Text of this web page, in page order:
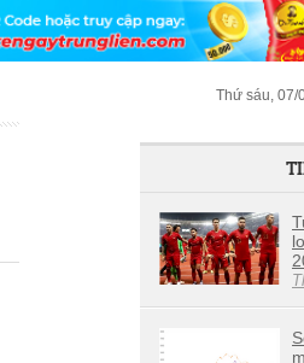
Thứ sáu, 07/